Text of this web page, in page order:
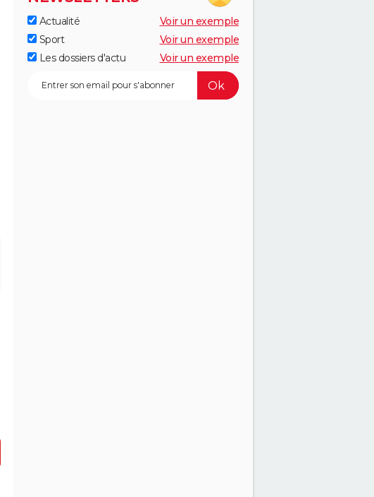
Actualité
Voir un exemple
Sport
Voir un exemple
Les dossiers d'actu
Voir un exemple